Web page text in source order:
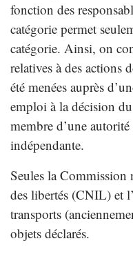
fonction des
catégorie permet
catégorie. Ainsi, on
relatives à des actions
été menées auprès
emploi à la décision
membre d’une
indépendante.
Seules la Commission
des libertés (CNIL) et
transports
objets déclarés.